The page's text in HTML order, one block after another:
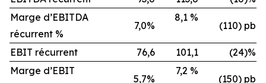
Marge d’EBITDA
récurrent %
7,0%
8,1 %
(110) pb
EBIT récurrent 76,6 101,1
(24)%
Marge d’EBIT
5,7%
7,2 %
(150) pb